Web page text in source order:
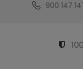
900 147